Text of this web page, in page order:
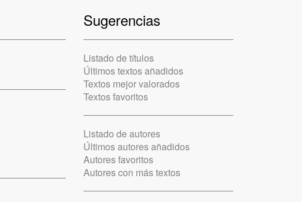
Sugerencias
Listado de títulos
Últimos textos añadidos
Textos mejor valorados
Textos favoritos
Listado de autores
Últimos autores añadidos
Autores favoritos
Autores con más textos